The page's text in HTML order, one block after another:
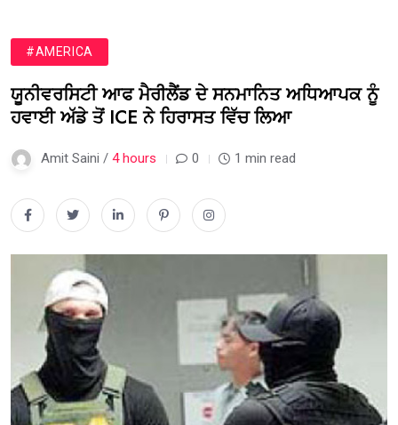
#AMERICA
ਯੂਨੀਵਰਸਿਟੀ ਆਫ ਮੈਰੀਲੈਂਡ ਦੇ ਸਨਮਾਨਿਤ ਅਧਿਆਪਕ ਨੂੰ
ਹਵਾਈ ਅੱਡੇ ਤੋਂ ICE ਨੇ ਹਿਰਾਸਤ ਵਿੱਚ ਲਿਆ
Amit Saini / 4 hours 0 1 min read